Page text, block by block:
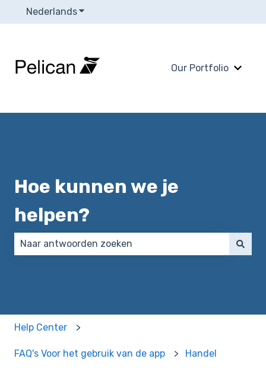
NederlandsSubmenu tonen voor vertalingen
Our Portfolio
Hoe kunnen we je
helpen?
Help Center
FAQ's Voor het gebruik van de app Handel